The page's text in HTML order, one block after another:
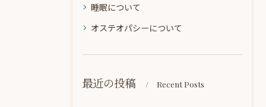
睡眠について
オステオパシーについて
最近の投稿 Recent Posts